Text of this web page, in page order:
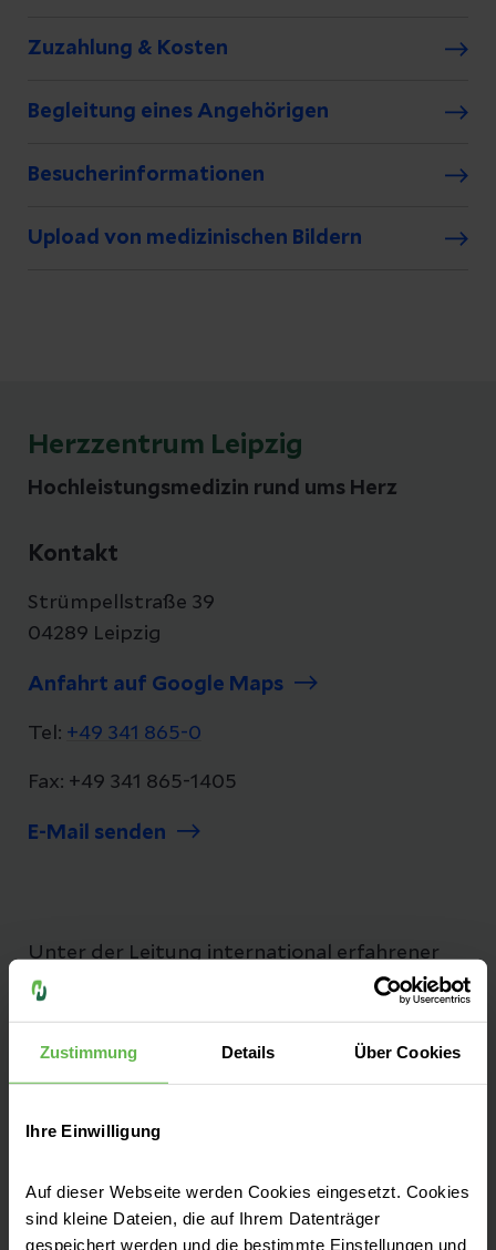
Zustimmung Details Über Cookies
Ihre Einwilligung
Auf dieser Webseite werden Cookies eingesetzt. Cookies
sind kleine Dateien, die auf Ihrem Datenträger
gespeichert werden und die bestimmte Einstellungen und
Zuzahlung & Kosten
Begleitung eines Angehörigen
Besucherinformationen
Upload von medizinischen Bildern
Herzzentrum Leipzig
Hochleistungsmedizin rund ums Herz
Kontakt
Strümpellstraße 39
04289 Leipzig
Anfahrt auf Google Maps
Tel: +49 341 865-0
Fax: +49 341 865-1405
E-Mail senden
Unter der Leitung international erfahrener
Ärzt:innen und namhafter
Herzzentrum Leipzig ein Team von mehr als
1.400 Mitarbeiter:innen.
Unser Ziel:die bestmögliche Versorgung
innovativer, schonender
Behandlungsmöglichkeiten.